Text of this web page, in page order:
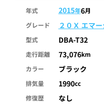
年式 2015年6月
グレード
２０Ｘ エマ
型式 DBA-T32
走行距離 73,076km
カラー
ブラック
排気量 1990cc
修復歴
なし